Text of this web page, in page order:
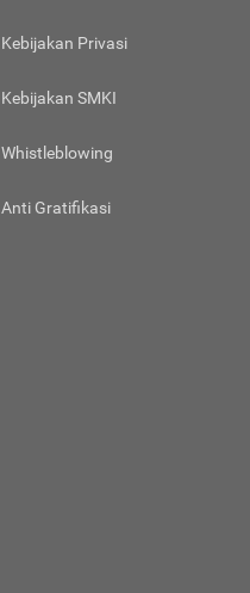
Kebijakan Privasi
Kebijakan SMKI
Whistleblowing
Anti Gratifikasi